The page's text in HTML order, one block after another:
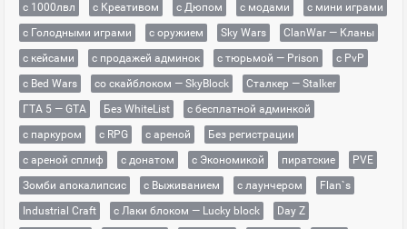
с 1000лвл c Креативом с Дюпом с модами
с мини играми
с Голодными играми
с оружием Sky Wars
ClanWar — Кланы
с кейсами
с продажей админок с тюрьмой — Prison
с PvP
с Bed Wars
со скайблоком — SkyBlock
Сталкер — Stalker
ГТА 5 — GTA
Без WhiteList
с бесплатной админкой
с паркуром
с RPG с ареной
Без регистрации
с ареной сплиф
с донатом с Экономикой пиратские
PVE
Зомби апокалипсис
с Выживанием с лаунчером
Flan`s
Industrial Craft
с Лаки блоком — Lucky block
Day Z